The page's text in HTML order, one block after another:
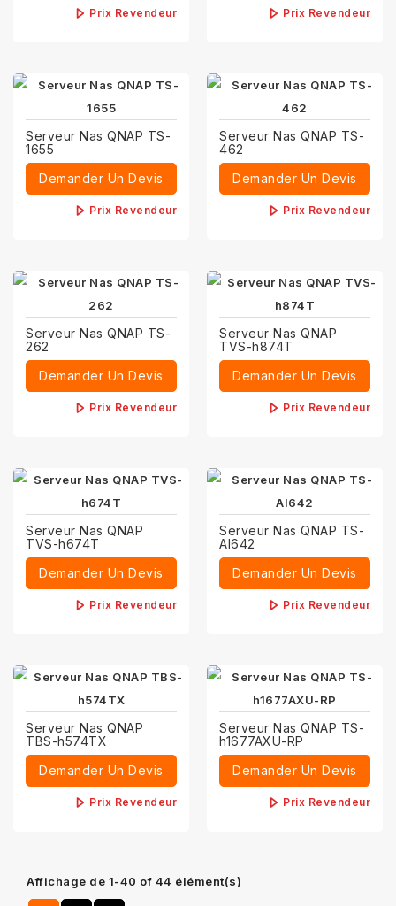
Prix Revendeur Prix Revendeur
Serveur Nas QNAP TS-
1655
Demander Un Devis
Prix Revendeur
Serveur Nas QNAP TS-
462
Demander Un Devis
Prix Revendeur
Serveur Nas QNAP TS-
262
Demander Un Devis
Prix Revendeur
Serveur Nas QNAP
TVS-h874T
Demander Un Devis
Prix Revendeur
Serveur Nas QNAP
TVS-h674T
Demander Un Devis
Prix Revendeur
Serveur Nas QNAP TS-
AI642
Demander Un Devis
Prix Revendeur
Serveur Nas QNAP
TBS-h574TX
Demander Un Devis
Prix Revendeur
Serveur Nas QNAP TS-
h1677AXU-RP
Demander Un Devis
Prix Revendeur
Affichage de 1-40 of 44 élément(s)